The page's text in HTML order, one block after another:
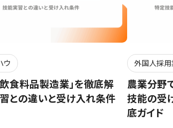
ウ
食料品製造業」を徹底解
との違いと受け入れ条件
外国人採用
農業分野
技能の受
底ガイド